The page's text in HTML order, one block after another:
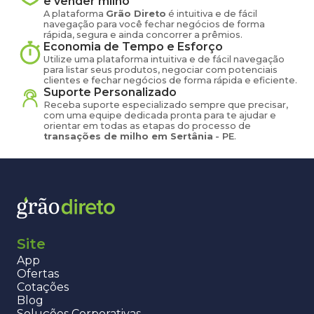
A plataforma Grão Direto é intuitiva e de fácil
navegação para você fechar negócios de forma
rápida, segura e ainda concorrer a prêmios.
Economia de Tempo e Esforço
Utilize uma plataforma intuitiva e de fácil navegação
para listar seus produtos, negociar com potenciais
clientes e fechar negócios de forma rápida e eficiente.
Suporte Personalizado
Receba suporte especializado sempre que precisar,
com uma equipe dedicada pronta para te ajudar e
orientar em todas as etapas do processo de
transações de milho em Sertânia - PE.
Site
App
Ofertas
Cotações
Blog